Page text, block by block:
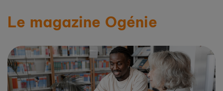
Le magazine Ogénie